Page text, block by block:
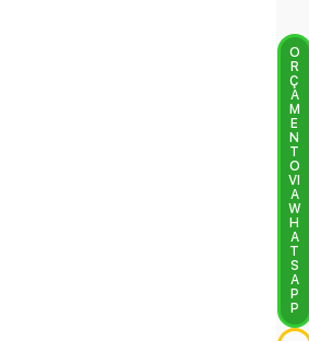
O
R
Ç
A
M
E
N
T
O
VI
A
W
H
A
T
S
A
P
P